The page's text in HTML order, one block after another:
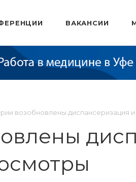
ВАКАНСИИ
возобновлены диспансеризация